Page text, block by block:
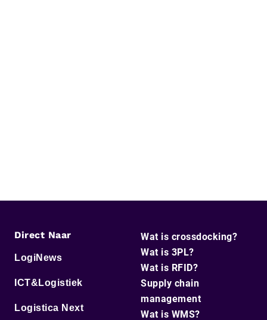
Direct Naar
LogiNews
ICT&Logistiek
Logistica Next
Wat is crossdocking?
Wat is 3PL?
Wat is RFID?
Supply chain
management
Wat is WMS?